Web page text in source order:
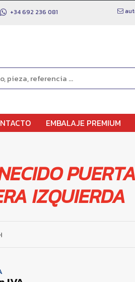
+34 692 236 081
EMBALAJE PREMIUM
PUERTA
IZQUIERDA